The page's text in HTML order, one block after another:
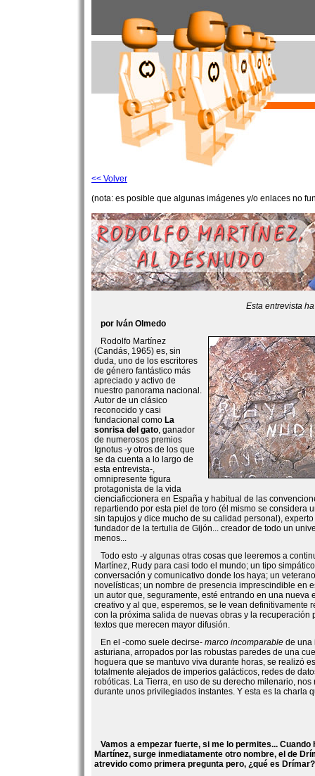
<< Volver
(nota: es posible que algunas imágenes y/o enlaces no
Esta entrevista
por Iván Olmedo
Rodolfo Martínez
(Candás, 1965) es, sin
duda, uno de los escritores
de género fantástico más
apreciado y activo de
nuestro panorama nacional.
Autor de un clásico
reconocido y casi
fundacional como La
sonrisa del gato, ganador
de numerosos premios
Ignotus -y otros de los que
se da cuenta a lo largo de
esta entrevista-,
omnipresente figura
protagonista de la vida
cienciaficcionera en España y habitual de las
repartiendo por esta piel de toro (él mismo se considera
sin tapujos y dice mucho de su calidad personal),
fundador de la tertulia de Gijón... creador de todo un
menos...
Todo esto -y algunas otras cosas que leeremos a
Martínez, Rudy para casi todo el mundo; un tipo
conversación y comunicativo donde los haya; un
novelísticas; un nombre de presencia imprescindible en
un autor que, seguramente, esté entrando en una nueva
creativo y al que, esperemos, se le vean definitivamente
con la próxima salida de nuevas obras y la recuperación
textos que merecen mayor difusión.
En el -como suele decirse- marco incomparable de una
asturiana, arropados por las robustas paredes de una
hoguera que se mantuvo viva durante horas, se realizó
totalmente alejados de imperios galácticos, redes de
robóticas. La Tierra, en uso de su derecho milenario, nos
durante unos privilegiados instantes. Y esta es la charla
Vamos a empezar fuerte, si me lo permites... Cuando
Martínez, surge inmediatamente otro nombre, el de
atrevido como primera pregunta pero, ¿qué es Drímar?